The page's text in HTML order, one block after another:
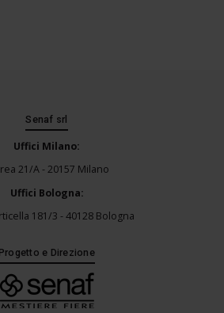
Senaf srl
Uffici Milano:
21/A - 20157 Milano
Uffici Bologna:
181/3 - 40128 Bologna
Progetto e Direzione